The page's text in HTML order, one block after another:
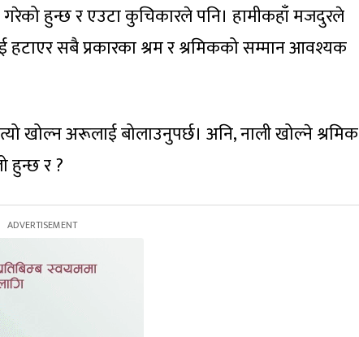
गरेको हुन्छ र एउटा कुचिकारले पनि। हामीकहाँ मजदुरले
हटाएर सबै प्रकारका श्रम र श्रमिकको सम्मान आवश्यक
खोल्न अरूलाई बोलाउनुपर्छ। अनि, नाली खोल्ने श्रमिक
हुन्छ र ?